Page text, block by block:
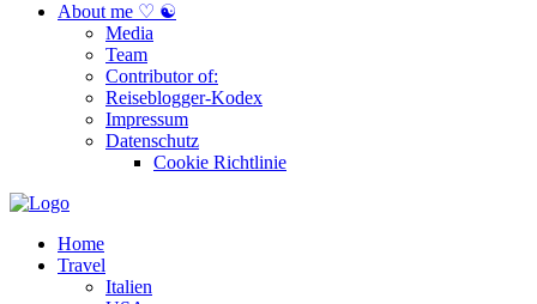
About me ♡ ☯
Media
Team
Contributor of:
Reiseblogger-Kodex
Impressum
Datenschutz
Cookie Richtlinie
Home
Travel
Italien